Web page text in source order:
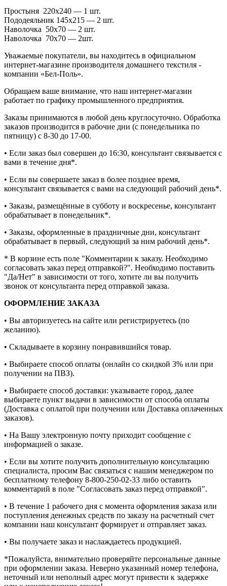
Простыня 220х240 — 1 шт.
Пододеяльник 145х215 — 2 шт.
Наволочка 50х70 — 2 шт.
Наволочка 70х70 — 2шт.
Уважаемые покупатели, вы находитесь в официальном
интернет-магазине производителя домашнего текстиля -
компании «Бел-Поль».
Обращаем ваше внимание, что наш интернет-магазин
работает по графику промышленного предприятия.
Заказы принимаются в любой день круглосуточно. Обработка
заказов производится в рабочие дни (с понедельника по
пятницу) с 8-30 до 17-00.
• Если заказ был совершен до 16:30, консультант связывается с
вами в течение дня*.
• Если вы совершаете заказ в более позднее время,
консультант связывается с вами на следующий рабочий день*.
• Заказы, размещённые в субботу и воскресенье, консультант
обрабатывает в понедельник*.
• Заказы, оформленные в праздничные дни, консультант
обрабатывает в первый, следующий за ним рабочий день*.
* В корзине есть поле "Комментарии к заказу. Необходимо
согласовать заказ перед отправкой?". Необходимо поставить
"Да/Нет" в зависимости от того, хотите ли вы получить
звонок от консультанта перед отправкой заказа.
ОФОРМЛЕНИЕ ЗАКАЗА
• Вы авторизуетесь на сайте или регистрируетесь (по
желанию).
• Складываете в корзину понравившийся товар.
• Выбираете способ оплаты (онлайн со скидкой 3% или при
получении на ПВЗ).
• Выбираете способ доставки: указываете город, далее
выбираете пункт выдачи в зависимости от способа оплаты
(Доставка с оплатой при получении или Доставка оплаченных
заказов).
• На Вашу электронную почту приходит сообщение с
информацией о заказе.
• Если вы хотите получить дополнительную консультацию
специалиста, просим Вас связаться с нашим менеджером по
бесплатному телефону 8-800-250-02-33 либо оставить
комментарий в поле "Согласовать заказ перед отправкой".
• В течение 1 рабочего дня с момента оформления заказа или
поступления денежных средств по заказу на расчетный счет
компании наш консультант формирует и отправляет заказ.
• Вы получаете заказ и наслаждаетесь продукцией.
*Пожалуйста, внимательно проверяйте персональные данные
при оформлении заказа. Неверно указанный номер телефона,
неточный или неполный адрес могут привести к задержке